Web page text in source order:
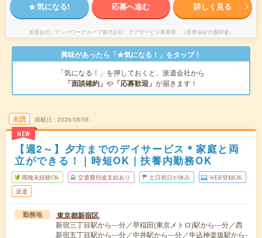
気になる! 応募へ進む 詳しく見る
派遣会社 マンパワーグループ株式会社 ケアサービス事業部 （医療福祉介護関連）
興味があったら「★気になる！」をタップ！
「気になる！」を押しておくと、派遣会社から
「面談確約」 や 「応募歓迎」 が届きます！
未読
NEW
掲載日 2026/08/08
【週2～】夕方までのデイサービス＊家庭と両
立ができる！｜時短OK｜扶養内勤務OK
職種未経験OK 交通費別途支給あり 土日祝日が休み WEB登録OK
派遣
勤務地 東京都新宿区
新宿三丁目駅から---分／早稲田(東京メトロ)駅から---分／西
新宿五丁目駅から---分／中井駅から---分／牛込神楽坂駅から-